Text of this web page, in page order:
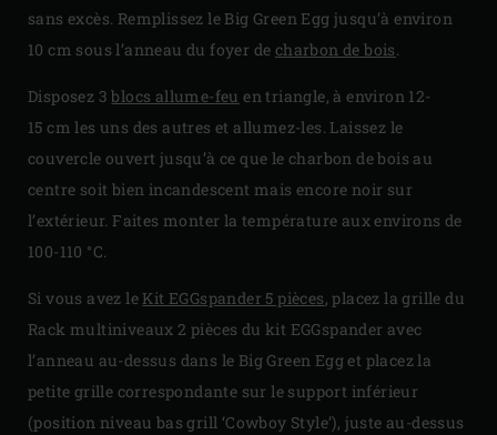
sans excès. Remplissez le Big Green Egg jusqu’à environ
10 cm sous l’anneau du foyer de charbon de bois.
Disposez 3blocs allume-feu en triangle, à environ 12-
15 cm les uns des autres et allumez-les. Laissez le
couvercle ouvert jusqu’à ce que le charbon de bois au
centre soit bien incandescent mais encore noir sur
l’extérieur. Faites monter la température aux environs de
100-110 °C.
Si vous avez leKit EGGspander 5 pièces, placez la grille du
Rack multiniveaux 2 pièces du kit EGGspander avec
l’anneau au-dessus dans le Big Green Egg et placez la
petite grille correspondante sur le support inférieur
(position niveau bas grill ‘Cowboy Style’), juste au-dessus